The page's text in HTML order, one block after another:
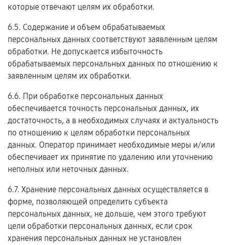
которые отвечают целям их обработки.
6.5. Содержание и объем обрабатываемых
персональных данных соответствуют заявленным целям
обработки. Не допускается избыточность
обрабатываемых персональных данных по отношению к
заявленным целям их обработки.
6.6. При обработке персональных данных
обеспечивается точность персональных данных, их
достаточность, а в необходимых случаях и актуальность
по отношению к целям обработки персональных
данных. Оператор принимает необходимые меры и/или
обеспечивает их принятие по удалению или уточнению
неполных или неточных данных.
6.7. Хранение персональных данных осуществляется в
форме, позволяющей определить субъекта
персональных данных, не дольше, чем этого требуют
цели обработки персональных данных, если срок
хранения персональных данных не установлен